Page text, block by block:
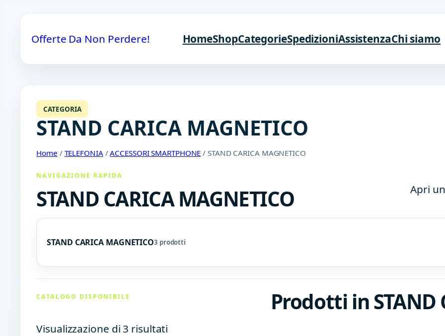
Offerte Da Non Perdere! HomeShopCategorieSpedizioniAssistenzaChi siamo
CATEGORIA
STAND CARICA MAGNETICO
Home / TELEFONIA /ACCESSORI SMARTPHONE / STAND CARICA MAGNETICO
NAVIGAZIONE RAPIDA
STAND CARICA MAGNETICO Apri
STAND CARICA MAGNETICO3 prodotti
CATALOGO DISPONIBILE Prodotti in STAND
Visualizzazione di 3 risultati